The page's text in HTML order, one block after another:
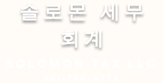
​솔 로 몬 세 무
회 계